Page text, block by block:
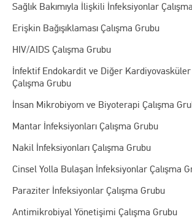
Sağlık Bakımıyla İlişkili İnfeksiyonlar
Erişkin Bağışıklaması Çalışma Grubu
HIV/AIDS Çalışma Grubu
İnfektif Endokardit ve Diğer
Çalışma Grubu
İnsan Mikrobiyom ve Biyoterapi Çalışma
Mantar İnfeksiyonları Çalışma Grubu
Nakil İnfeksiyonları Çalışma Grubu
Cinsel Yolla Bulaşan İnfeksiyonlar Çalışma
Paraziter İnfeksiyonlar Çalışma Grubu
Antimikrobiyal Yönetişimi Çalışma Grubu